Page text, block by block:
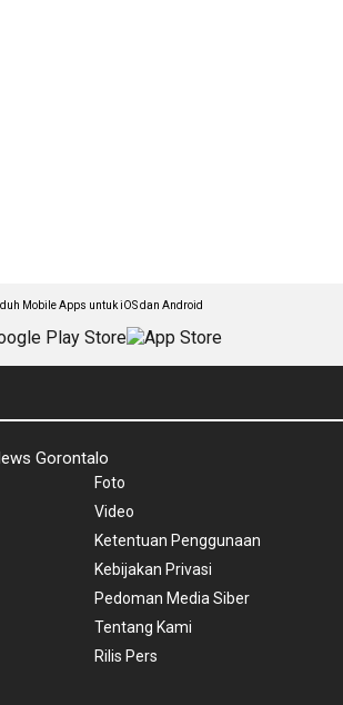
Mobile Apps untuk iOS dan Android
Gorontalo
Foto
Video
Ketentuan Penggunaan
Kebijakan Privasi
Pedoman Media Siber
Tentang Kami
Rilis Pers